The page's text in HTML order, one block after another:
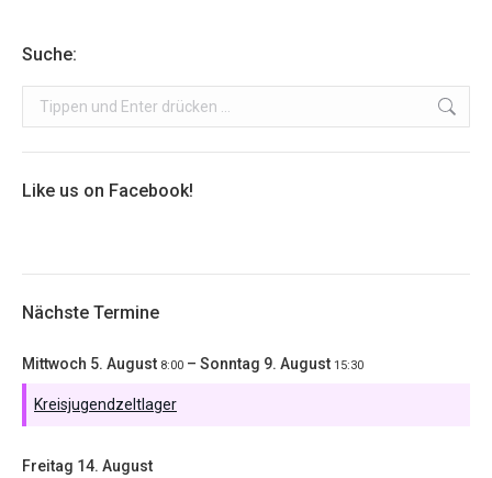
Suche:
Search:
Like us on Facebook!
Nächste Termine
Mittwoch 5. August 8:00 – Sonntag 9. August 15:30
Kreisjugendzeltlager
Freitag 14. August